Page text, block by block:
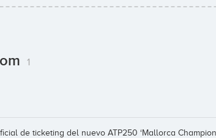
1
de ticketing del nuevo ATP250 ‘Mallorca